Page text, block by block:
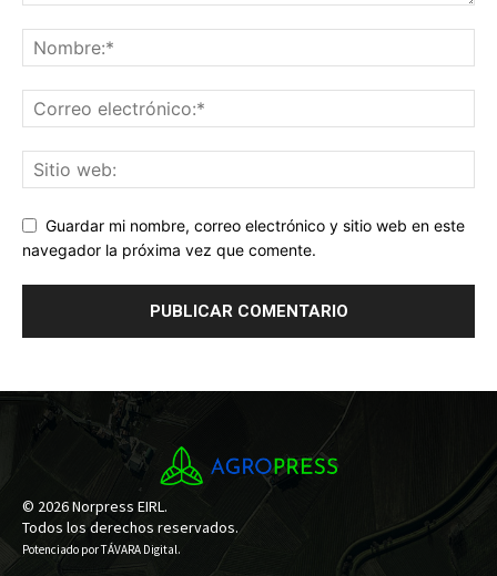
Guardar mi nombre, correo electrónico y sitio web en este
navegador la próxima vez que comente.
© 2026 Norpress EIRL.
Todos los derechos reservados.
Potenciado porTÁVARA Digital.